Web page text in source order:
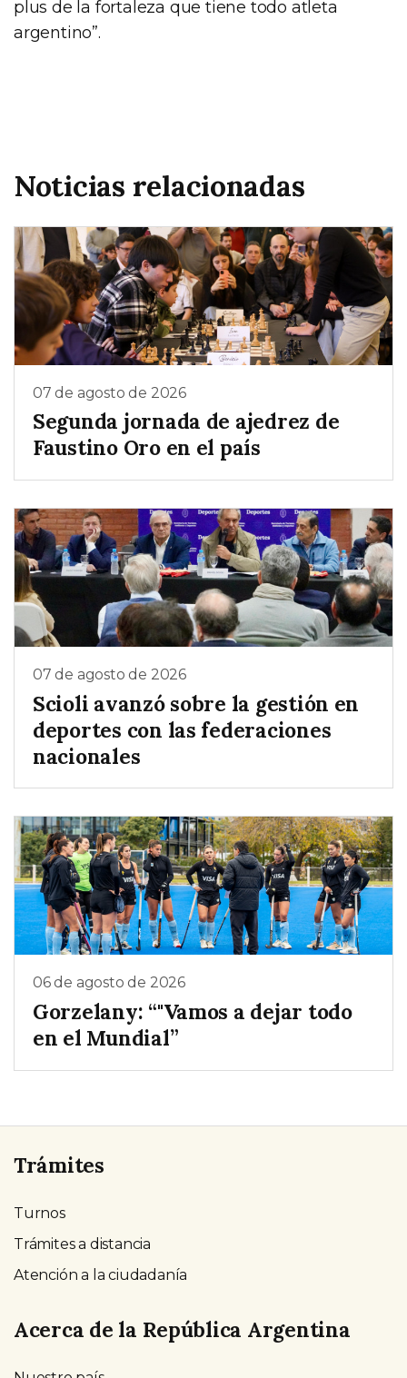
plus de la fortaleza que tiene todo atleta
argentino”.
Noticias relacionadas
07 de agosto de 2026
Segunda jornada de ajedrez de
Faustino Oro en el país
07 de agosto de 2026
Scioli avanzó sobre la gestión en
deportes con las federaciones
nacionales
06 de agosto de 2026
Gorzelany: “"Vamos a dejar todo
en el Mundial”
Trámites
Turnos
Trámites a distancia
Atención a la ciudadanía
Acerca de la República Argentina